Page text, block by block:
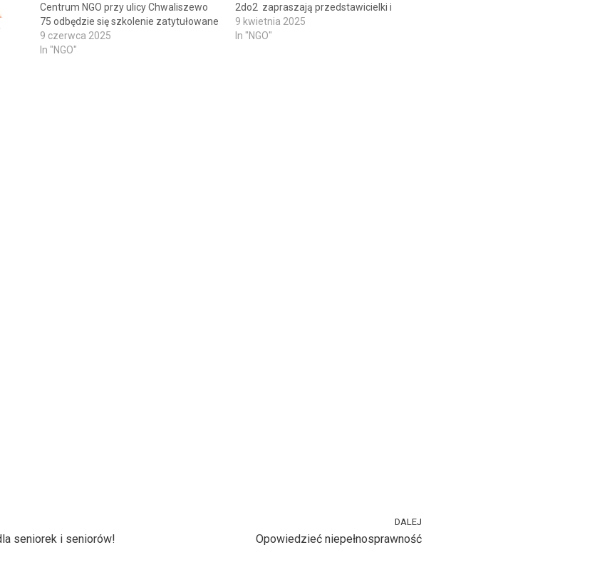
Centrum NGO przy ulicy Chwaliszewo
75 odbędzie się szkolenie zatytułowane
„Bezpłatny czas antenowy w telewizji i
radiu – jak promować działania swojej
9 czerwca 2025
In "NGO"
2do2 zapraszają przedstawicielki i
przedstawicieli organizacji społecznych
na bezpłatne szkolenie online
9 kwietnia 2025
In "NGO"
seniorek i seniorów!
DALEJ
Opowiedzieć niepełnosprawność